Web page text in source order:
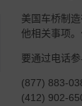
美国车桥制
他相关事项
要通过电话参
(877) 883-
(412) 902-